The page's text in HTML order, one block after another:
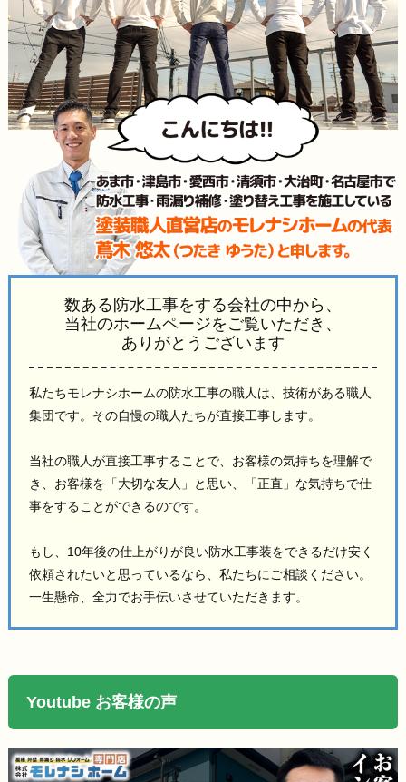
数ある防水工事をする会社の中から、
当社のホームページをご覧いただき、
ありがとうございます
私たちモレナシホームの防水工事の職人は、技術がある職人
集団です。その自慢の職人たちが直接工事します。
当社の職人が直接工事することで、お客様の気持ちを理解で
き、お客様を「大切な友人」と思い、「正直」な気持ちで仕
事をすることができるのです。
もし、10年後の仕上がりが良い防水工事装をできるだけ安く
依頼されたいと思っているなら、私たちにご相談ください。
一生懸命、全力でお手伝いさせていただきます。
Youtube お客様の声